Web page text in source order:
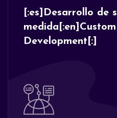
[:es]Desarrollo de
Development[:]